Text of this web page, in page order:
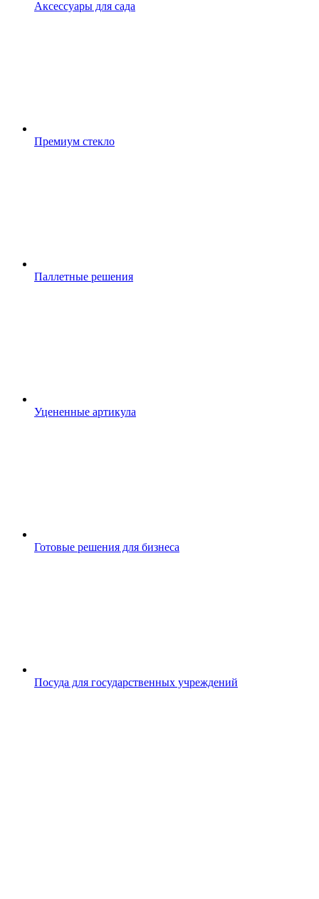
Аксессуары для сада
Премиум стекло
Паллетные решения
Уцененные артикула
Готовые решения для бизнеса
Посуда для государственных учреждений